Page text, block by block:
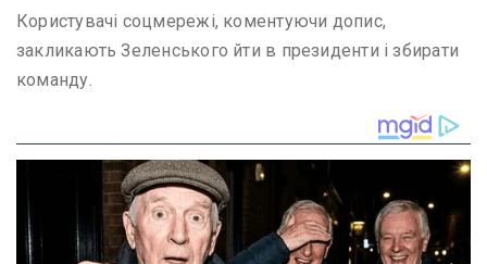
Користувачі соцмережі, коментуючи допис,
закликають Зеленського йти в президенти і збирати
команду.